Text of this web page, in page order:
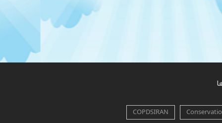
COPDSIRAN